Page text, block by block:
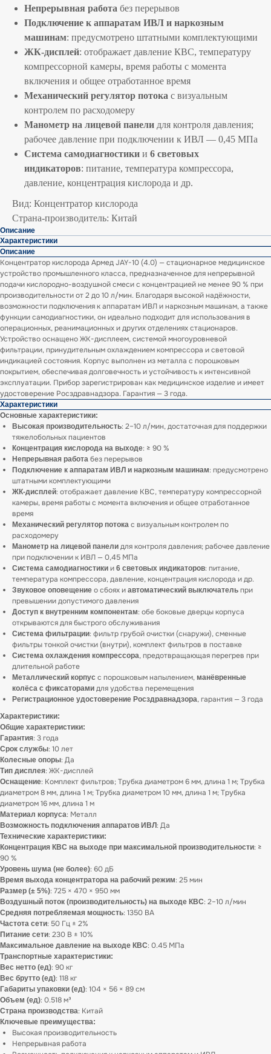
Непрерывная работа без перерывов
Подключение к аппаратам ИВЛ и наркозным
машинам: предусмотрено штатными комплектующими
ЖК-дисплей: отображает давление КВС, температуру
компрессорной камеры, время работы с момента
включения и общее отработанное время
Механический регулятор потока с визуальным
контролем по расходомеру
Манометр на лицевой панели для контроля давления;
рабочее давление при подключении к ИВЛ — 0,45 МПа
Система самодиагностики и 6 световых
индикаторов: питание, температура компрессора,
давление, концентрация кислорода и др.
Вид: Концентратор кислорода
Страна-производитель: Китай
Описание
Характеристики
Описание
Концентратор кислорода Армед JAY-10 (4.0) — стационарное медицинское
устройство промышленного класса, предназначенное для непрерывной
подачи кислородно-воздушной смеси с концентрацией не менее 90 % при
производительности от 2 до 10 л/мин. Благодаря высокой надёжности,
возможности подключения к аппаратам ИВЛ и наркозным машинам, а также
функции самодиагностики, он идеально подходит для использования в
операционных, реанимационных и других отделениях стационаров.
Устройство оснащено ЖК-дисплеем, системой многоуровневой
фильтрации, принудительным охлаждением компрессора и световой
индикацией состояния. Корпус выполнен из металла с порошковым
покрытием, обеспечивая долговечность и устойчивость к интенсивной
эксплуатации. Прибор зарегистрирован как медицинское изделие и имеет
удостоверение Росздравнадзора. Гарантия — 3 года.
Характеристики
Основные характеристики:
Высокая производительность: 2–10 л/мин, достаточная для поддержки
тяжелобольных пациентов
Концентрация кислорода на выходе: ≥ 90 %
Непрерывная работа без перерывов
Подключение к аппаратам ИВЛ и наркозным машинам: предусмотрено
штатными комплектующими
ЖК-дисплей: отображает давление КВС, температуру компрессорной
камеры, время работы с момента включения и общее отработанное
время
Механический регулятор потока с визуальным контролем по
расходомеру
Манометр на лицевой панели для контроля давления; рабочее давление
при подключении к ИВЛ — 0,45 МПа
Система самодиагностики и 6 световых индикаторов: питание,
температура компрессора, давление, концентрация кислорода и др.
Звуковое оповещение о сбоях и автоматический выключатель при
превышении допустимого давления
Доступ к внутренним компонентам: обе боковые дверцы корпуса
открываются для быстрого обслуживания
Система фильтрации: фильтр грубой очистки (снаружи), сменные
фильтры тонкой очистки (внутри), комплект фильтров в поставке
Система охлаждения компрессора, предотвращающая перегрев при
длительной работе
Металлический корпус с порошковым напылением, манёвренные
колёса с фиксаторами для удобства перемещения
Регистрационное удостоверение Росздравнадзора, гарантия — 3 года
Характеристики:
Общие характеристики:
Гарантия: 3 года
Срок службы: 10 лет
Колесные опоры: Да
Тип дисплея: ЖК-дисплей
Оснащение: Комплект фильтров; Трубка диаметром 6 мм, длина 1 м; Трубка
диаметром 8 мм, длина 1 м; Трубка диаметром 10 мм, длина 1 м; Трубка
диаметром 16 мм, длина 1 м
Материал корпуса: Металл
Возможность подключения аппаратов ИВЛ : Да
Технические характеристики:
Концентрация КВС на выходе при максимальной производительности: ≥
90 %
Уровень шума (не более): 60 дБ
Время выхода концентратора на рабочий режим: 25 мин
Размер (± 5%): 725 × 470 × 950 мм
Воздушный поток (производительность) на выходе КВС: 2–10 л/мин
Средняя потребляемая мощность: 1350 ВА
Частота сети: 50 Гц ± 2%
Питание сети: 230 В ± 10%
Максимальное давление на выходе КВС: 0.45 МПа
Транспортные характеристики:
Вес нетто (ед): 90 кг
Вес брутто (ед): 118 кг
Габариты упаковки (ед): 104 × 56 × 89 см
Объем (ед): 0.518 м³
Страна производства: Китай
Ключевые преимущества:
Высокая производительность
Непрерывная работа